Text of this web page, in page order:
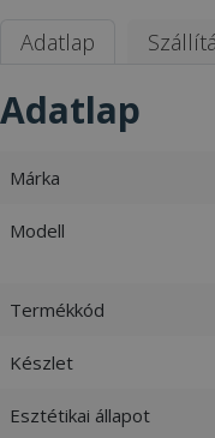
Adatlap
Adatlap
Márka
Modell
Termékkód
Készlet
Esztétikai állapot